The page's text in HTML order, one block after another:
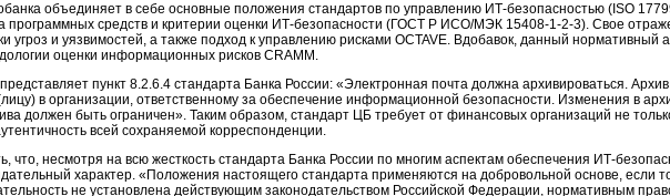
объединяет в себе основные положения стандартов по управлению ИТ-безопасностью (ISO
программных средств и критерии оценки ИТ-безопасности (ГОСТ Р ИСО/МЭК 15408-1-2-3). Свое
угроз и уязвимостей, а также подход к управлению рисками OCTAVE. Вдобавок, данный нормативный
оценки информационных рисков CRAMM.
пункт 8.2.6.4 стандарта Банка России: «Электронная почта должна архивироваться.
в организации, ответственному за обеспечение информационной безопасности. Изменения в
должен быть ограничен». Таким образом, стандарт ЦБ требует от финансовых организаций не
всей сохраняемой корреспонденции.
что, несмотря на всю жесткость стандарта Банка России по многим аспектам обеспечения ИТ-
характер. «Положения настоящего стандарта применяются на добровольной основе, если
не установлена действующим законодательством Российской Федерации, нормативным